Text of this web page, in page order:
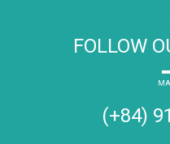
FOLLOW
(+84)